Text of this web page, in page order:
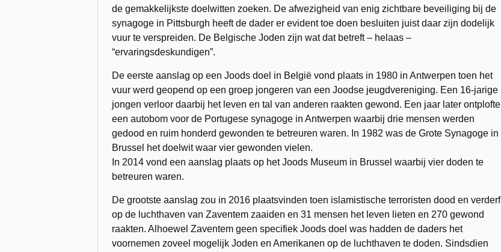
de gemakkelijkste doelwitten zoeken. De afwezigheid van enig zichtbare beveiliging bij de
synagoge in Pittsburgh heeft de dader er evident toe doen besluiten juist daar zijn dodelijk
vuur te verspreiden. De Belgische Joden zijn wat dat betreft – helaas –
“ervaringsdeskundigen”.
De eerste aanslag op een Joods doel in België vond plaats in 1980 in Antwerpen toen het
vuur werd geopend op een groep jongeren van een Joodse jeugdvereniging. Een 16-jarige
jongen verloor daarbij het leven en tal van anderen raakten gewond. Een jaar later ontplofte
een autobom voor de Portugese synagoge in Antwerpen waarbij drie mensen werden
gedood en ruim honderd gewonden te betreuren waren. In 1982 was de Grote Synagoge in
Brussel het doelwit waar vier gewonden vielen.
In 2014 vond een aanslag plaats op het Joods Museum in Brussel waarbij vier doden te
betreuren waren.
De grootste aanslag zou in 2016 plaatsvinden toen islamistische terroristen dood en verderf
op de luchthaven van Zaventem zaaiden en 31 mensen het leven lieten en 270 gewond
raakten. Alhoewel Zaventem geen specifiek Joods doel was hadden de daders het
voornemen zoveel mogelijk Joden en Amerikanen op de luchthaven te doden. Sindsdien